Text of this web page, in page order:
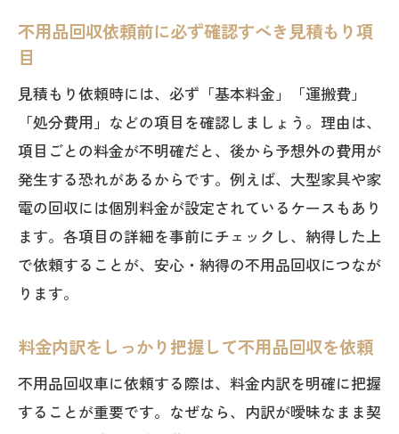
不用品回収依頼前に必ず確認すべき見積もり項
目
見積もり依頼時には、必ず「基本料金」「運搬費」
「処分費用」などの項目を確認しましょう。理由は、
項目ごとの料金が不明確だと、後から予想外の費用が
発生する恐れがあるからです。例えば、大型家具や家
電の回収には個別料金が設定されているケースもあり
ます。各項目の詳細を事前にチェックし、納得した上
で依頼することが、安心・納得の不用品回収につなが
ります。
料金内訳をしっかり把握して不用品回収を依頼
不用品回収車に依頼する際は、料金内訳を明確に把握
することが重要です。なぜなら、内訳が曖昧なまま契